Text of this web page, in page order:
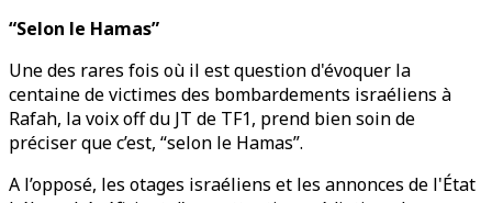
“Selon le Hamas”
Une des rares fois où il est question d'évoquer la
centaine de victimes des bombardements israéliens à
Rafah, la voix off du JT de TF1, prend bien soin de
préciser que c’est, “selon le Hamas”.
A l’opposé, les otages israéliens et les annonces de l'État